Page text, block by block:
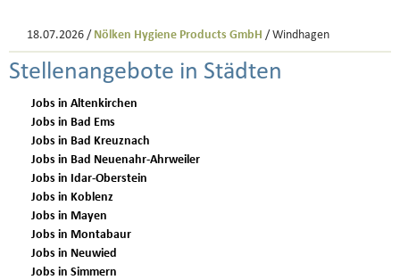
18.07.2026 / Nölken Hygiene Products GmbH / Windhagen
Stellenangebote in Städten
Jobs in Altenkirchen
Jobs in Bad Ems
Jobs in Bad Kreuznach
Jobs in Bad Neuenahr-Ahrweiler
Jobs in Idar-Oberstein
Jobs in Koblenz
Jobs in Mayen
Jobs in Montabaur
Jobs in Neuwied
Jobs in Simmern